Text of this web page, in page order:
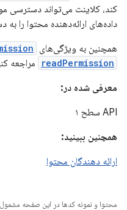
کند، کلاینت می‌تواند دسترسی
داده‌های ارائه‌دهنده محتوا را به
همچنین به ویژگی‌های
readPermission
مراجعه
معرفی شده در:
API سطح ۱
همچنین ببینید:
ارائه دهندگان محتوا
محتوا و نمونه کدها در این صفحه